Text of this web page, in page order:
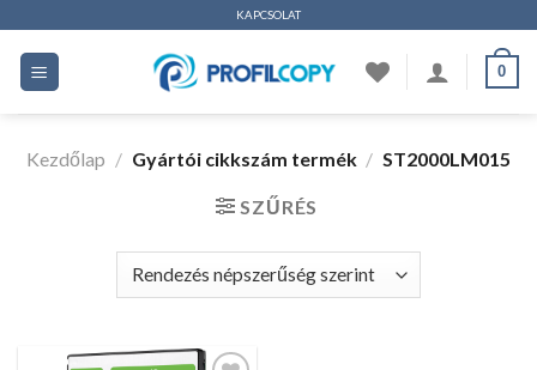
tartalomhoz
KAPCSOLAT
0
Kezdőlap / Gyártói cikkszám termék / ST2000LM015
SZŰRÉS